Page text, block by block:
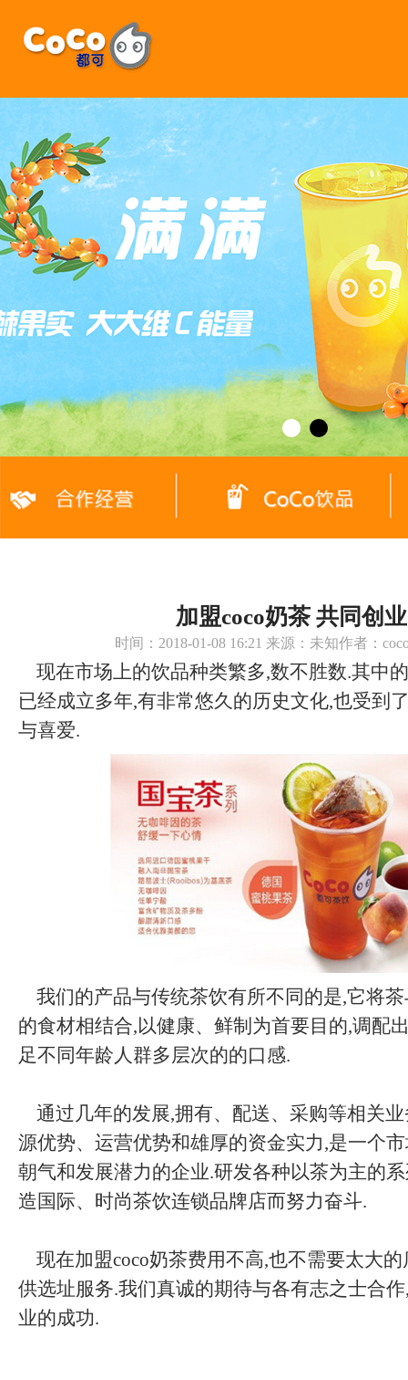
加盟coco奶茶 共同创业
时间：2018-01-08 16:21 来源：未知作者：
现在市场上的饮品种类繁多,数不胜数.其中的
已经成立多年,有非常悠久的历史文化,也受到
与喜爱.
我们的产品与传统茶饮有所不同的是,它将
的食材相结合,以健康、鲜制为首要目的,调配
足不同年龄人群多层次的的口感.
通过几年的发展,拥有、配送、采购等相关
源优势、运营优势和雄厚的资金实力,是一个
朝气和发展潜力的企业.研发各种以茶为主的
造国际、时尚茶饮连锁品牌店而努力奋斗.
现在加盟coco奶茶费用不高,也不需要太大
供选址服务.我们真诚的期待与各有志之士合
业的成功.